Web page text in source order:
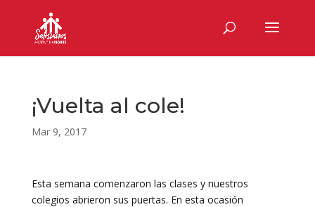
¡Vuelta al cole!
Mar 9, 2017
Esta semana comenzaron las clases y nuestros
colegios abrieron sus puertas. En esta ocasión